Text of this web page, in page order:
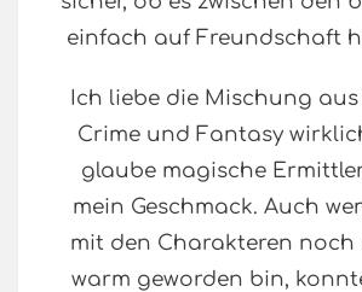
einfach auf Freundschaft
Ich liebe die Mischung aus
Crime und Fantasy
glaube magische
mein Geschmack. Auch
mit den Charakteren noch
warm geworden bin,